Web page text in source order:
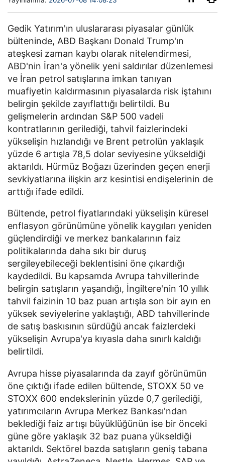
Gedik Yatırım'ın uluslararası piyasalar günlük
bülteninde, ABD Başkanı Donald Trump'ın
ateşkesi zaman kaybı olarak nitelendirmesi,
ABD'nin İran'a yönelik yeni saldırılar düzenlemesi
ve İran petrol satışlarına imkan tanıyan
muafiyetin kaldırmasının piyasalarda risk iştahını
belirgin şekilde zayıflattığı belirtildi. Bu
gelişmelerin ardından S&P 500 vadeli
kontratlarının gerilediği, tahvil faizlerindeki
yükselişin hızlandığı ve Brent petrolün yaklaşık
yüzde 6 artışla 78,5 dolar seviyesine yükseldiği
aktarıldı. Hürmüz Boğazı üzerinden geçen enerji
sevkiyatlarına ilişkin arz kesintisi endişelerinin de
arttığı ifade edildi.
Bültende, petrol fiyatlarındaki yükselişin küresel
enflasyon görünümüne yönelik kaygıları yeniden
güçlendirdiği ve merkez bankalarının faiz
politikalarında daha sıkı bir duruş
sergileyebileceği beklentisini öne çıkardığı
kaydedildi. Bu kapsamda Avrupa tahvillerinde
belirgin satışların yaşandığı, İngiltere'nin 10 yıllık
tahvil faizinin 10 baz puan artışla son bir ayın en
yüksek seviyelerine yaklaştığı, ABD tahvillerinde
de satış baskısının sürdüğü ancak faizlerdeki
yükselişin Avrupa'ya kıyasla daha sınırlı kaldığı
belirtildi.
Avrupa hisse piyasalarında da zayıf görünümün
öne çıktığı ifade edilen bültende, STOXX 50 ve
STOXX 600 endekslerinin yüzde 0,7 gerilediği,
yatırımcıların Avrupa Merkez Bankası'ndan
beklediği faiz artışı büyüklüğünün ise bir önceki
güne göre yaklaşık 32 baz puana yükseldiği
aktarıldı. Sektörel bazda satışların geniş tabana